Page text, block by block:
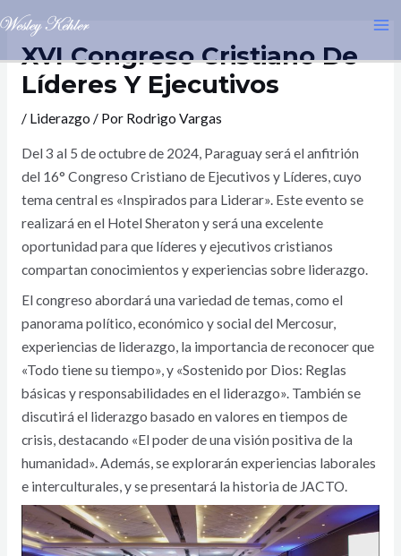
al
contenido
XVI Congreso Cristiano De
Líderes Y Ejecutivos
/ Liderazgo / Por Rodrigo Vargas
Del 3 al 5 de octubre de 2024, Paraguay será el anfitrión
del 16° Congreso Cristiano de Ejecutivos y Líderes, cuyo
tema central es «Inspirados para Liderar». Este evento se
realizará en el Hotel Sheraton y será una excelente
oportunidad para que líderes y ejecutivos cristianos
compartan conocimientos y experiencias sobre liderazgo.
El congreso abordará una variedad de temas, como el
panorama político, económico y social del Mercosur,
experiencias de liderazgo, la importancia de reconocer que
«Todo tiene su tiempo», y «Sostenido por Dios: Reglas
básicas y responsabilidades en el liderazgo». También se
discutirá el liderazgo basado en valores en tiempos de
crisis, destacando «El poder de una visión positiva de la
humanidad». Además, se explorarán experiencias laborales
e interculturales, y se presentará la historia de JACTO.
Navegación
de
entradas